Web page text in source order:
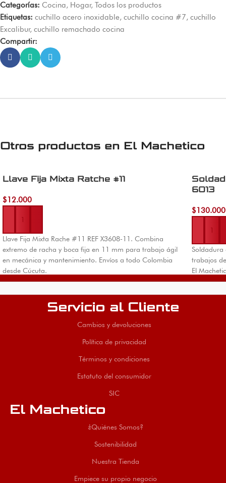
Categorías: Cocina, Hogar, Todos los productos
Etiquetas: cuchillo acero inoxidable, cuchillo cocina #7, cuchillo
Excalibur, cuchillo remachado cocina
Compartir:
Otros productos en El Machetico
Llave Fija Mixta Ratche #11
$12.000
Añadir al carrito
Llave Fija Mixta Rache #11 REF X3608-11. Combina
extremo de racha y boca fija en 11 mm para trabajo ágil
en mecánica y mantenimiento. Envíos a todo Colombia
desde Cúcuta.
6013
$130.000
Añadir al
Soldadura
trabajos
El
Servicio al Cliente
Cambios y devoluciones
Política de privacidad
Términos y condiciones
Estatuto del consumidor
SIC
El Machetico
¿Quiénes Somos?
Sostenibilidad
Nuestra Tienda
Empiece su propio negocio